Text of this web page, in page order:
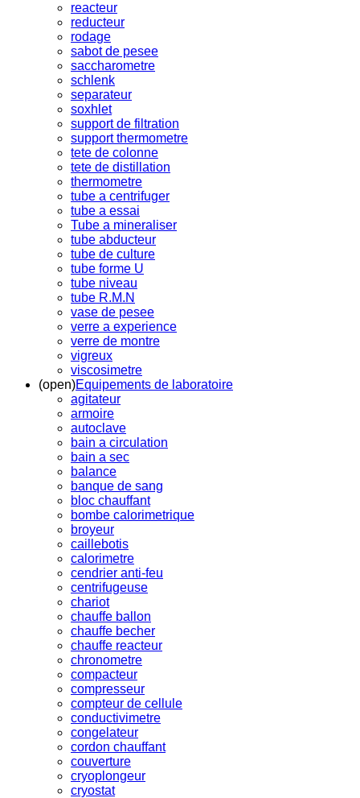
reacteur
reducteur
rodage
sabot de pesee
saccharometre
schlenk
separateur
soxhlet
support de filtration
support thermometre
tete de colonne
tete de distillation
thermometre
tube a centrifuger
tube a essai
Tube a mineraliser
tube abducteur
tube de culture
tube forme U
tube niveau
tube R.M.N
vase de pesee
verre a experience
verre de montre
vigreux
viscosimetre
(open)Equipements de laboratoire
agitateur
armoire
autoclave
bain a circulation
bain a sec
balance
banque de sang
bloc chauffant
bombe calorimetrique
broyeur
caillebotis
calorimetre
cendrier anti-feu
centrifugeuse
chariot
chauffe ballon
chauffe becher
chauffe reacteur
chronometre
compacteur
compresseur
compteur de cellule
conductivimetre
congelateur
cordon chauffant
couverture
cryoplongeur
cryostat